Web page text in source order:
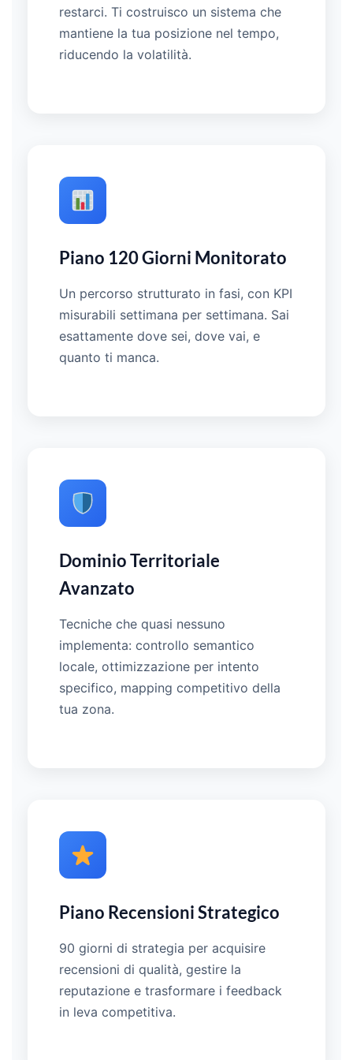
restarci. Ti costruisco un sistema che
mantiene la tua posizione nel tempo,
riducendo la volatilità.
Piano 120 Giorni Monitorato
Un percorso strutturato in fasi, con KPI
misurabili settimana per settimana. Sai
esattamente dove sei, dove vai, e
quanto ti manca.
Dominio Territoriale
Avanzato
Tecniche che quasi nessuno
implementa: controllo semantico
locale, ottimizzazione per intento
specifico, mapping competitivo della
tua zona.
Piano Recensioni Strategico
90 giorni di strategia per acquisire
recensioni di qualità, gestire la
reputazione e trasformare i feedback
in leva competitiva.